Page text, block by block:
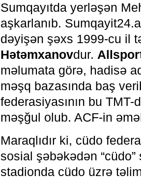
Sumqayıtda yerləşən
aşkarlanıb.
dəyişən şəxs 1999-cu il
Hətəmxanovdur.
məlumata görə, hadisə
məşq bazasında baş
federasiyasının bu TMT-
məşğul olub. ACF-in
Maraqlıdır ki, cüdo
sosial şəbəkədən “cüdo”
stadionda cüdo üzrə